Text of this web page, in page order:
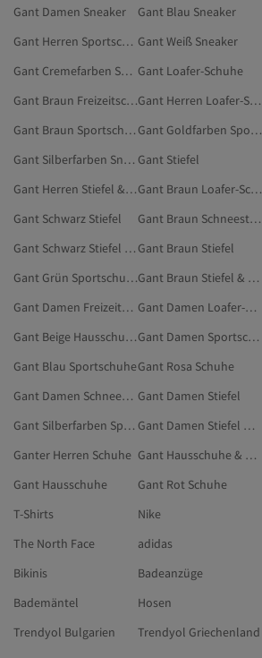
Gant Damen Sneaker
Gant Blau Sneaker
Gant Herren Sportschuhe Gant Weiß Sneaker
Gant Cremefarben Sportschuhe Gant Loafer-Schuhe
Gant Braun Freizeitschuhe
Gant Herren Loafer-Schuhe
Gant Braun Sportschuhe
Gant Goldfarben Sportschuhe
Gant Silberfarben Sneaker Gant Stiefel
Gant Herren Stiefel & Hohe Stiefel
Gant Braun Loafer-Schuhe
Gant Schwarz Stiefel
Gant Braun Schneestiefel
Gant Schwarz Stiefel & Hohe Stiefel Gant Braun Stiefel
Gant Grün Sportschuhe
Gant Braun Stiefel & Hohe Stiefel
Gant Damen Freizeitschuhe
Gant Damen Loafer-Schuhe
Gant Beige Hausschuhe & Hausstiefel
Gant Damen Sportschuhe
Gant Blau SportschuheGant Rosa Schuhe
Gant Damen Schneestiefel Gant Damen Stiefel
Gant Silberfarben Sportschuhe
Gant Damen Stiefel & Hohe Stiefel
Ganter Herren Schuhe
Gant Hausschuhe & Hausstiefel
Gant Hausschuhe
Gant Rot Schuhe
T-Shirts
Nike
The North Face
adidas
Bikinis
Badeanzüge
Bademäntel
Hosen
Trendyol Bulgarien
Trendyol Griechenland